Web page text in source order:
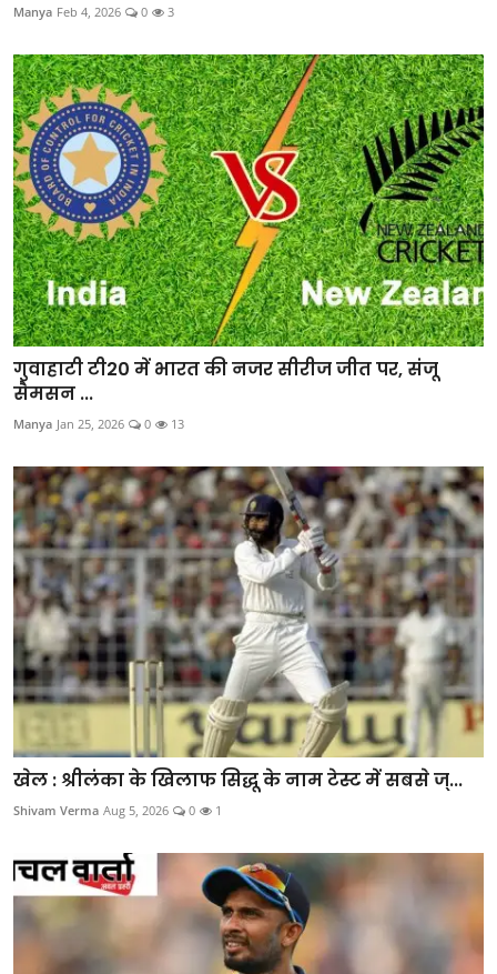
Manya Feb 4, 2026 0 3
गुवाहाटी टी20 में भारत की नजर सीरीज जीत पर, संजू
सैमसन ...
Manya Jan 25, 2026 0 13
खेल : श्रीलंका के खिलाफ सिद्धू के नाम टेस्ट में सबसे ज्...
Shivam Verma Aug 5, 2026 0 1